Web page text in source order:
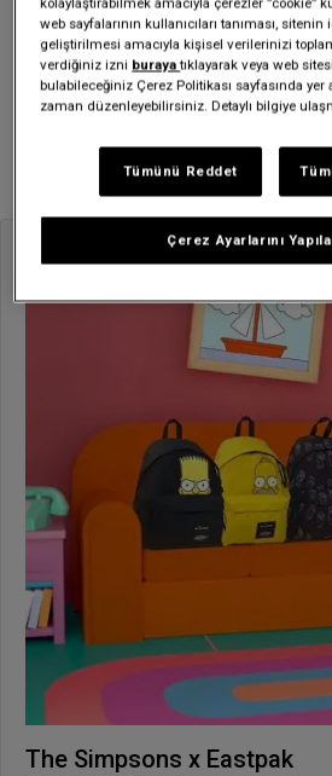
Blog Arşivi
2025
Ağustos (11)
The Simpsons x Eastpak
web sayfalarının kullanıcıları tanıması,
geliştirilmesi amacıyla kişisel verilerinizi
verdiğiniz izni burayatıklayarak veya web
bulabileceğiniz Çerez Politikası sayfasında yer
zaman düzenleyebilirsiniz. Detaylı bilgiye
Çerez Ayarlarını
Tümünü Reddet